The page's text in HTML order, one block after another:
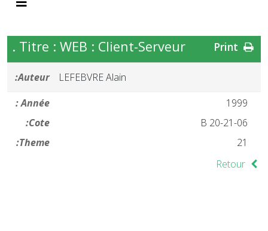
Titre : WEB : Client-Serveur .
Auteur:
LEFEBVRE Alain
Année :
1999
Cote:
21-06-B 20
Theme:
21
Retour